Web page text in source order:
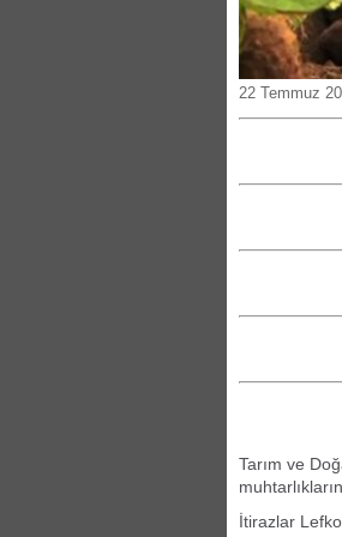
22 Temmuz
Tarım ve
İtirazlar